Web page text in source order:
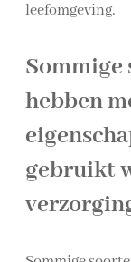
leefomgeving.
hebben
gebruikt